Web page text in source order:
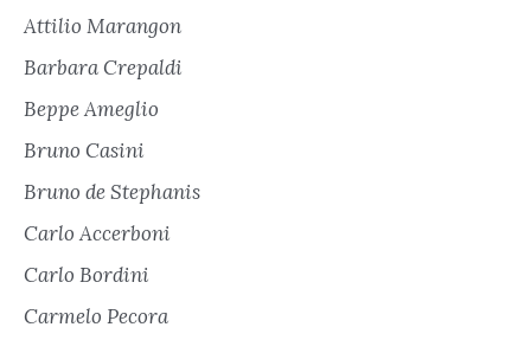
Attilio Marangon
Barbara Crepaldi
Beppe Ameglio
Bruno Casini
Bruno de Stephanis
Carlo Accerboni
Carlo Bordini
Carmelo Pecora